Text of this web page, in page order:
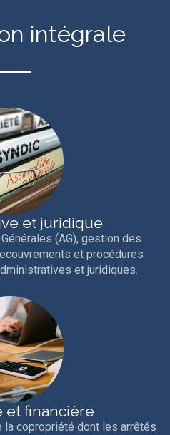
intégrale
et juridique
(AG), gestion des
et procédures
et juridiques.
et financière
la copropriété dont les arrêtés